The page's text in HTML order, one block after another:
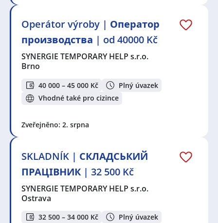
Operátor výroby | Оператор
производства | od 40000 Kč
SYNERGIE TEMPORARY HELP s.r.o.
Brno
40 000 – 45 000 Kč
Plný úvazek
Vhodné také pro cizince
Zveřejněno: 2. srpna
SKLADNÍK | СКЛАДСЬКИЙ
ПРАЦІВНИК | 32 500 Kč
SYNERGIE TEMPORARY HELP s.r.o.
Ostrava
32 500 – 34 000 Kč
Plný úvazek